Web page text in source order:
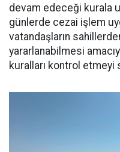
devam edeceği kurala
günlerde cezai işlem
vatandaşların
yararlanabilmesi
kuralları kontrol